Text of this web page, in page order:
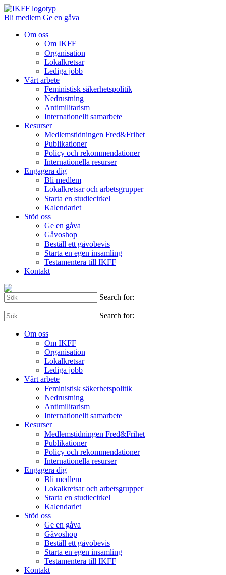
Bli medlem Ge en gåva
Om oss
Om IKFF
Organisation
Lokalkretsar
Lediga jobb
Vårt arbete
Feministisk säkerhetspolitik
Nedrustning
Antimilitarism
Internationellt samarbete
Resurser
Medlemstidningen Fred&Frihet
Publikationer
Policy och rekommendationer
Internationella resurser
Engagera dig
Bli medlem
Lokalkretsar och arbetsgrupper
Starta en studiecirkel
Kalendariet
Stöd oss
Ge en gåva
Gåvoshop
Beställ ett gåvobevis
Starta en egen insamling
Testamentera till IKFF
Kontakt
Search for:
Search for:
Om oss
Om IKFF
Organisation
Lokalkretsar
Lediga jobb
Vårt arbete
Feministisk säkerhetspolitik
Nedrustning
Antimilitarism
Internationellt samarbete
Resurser
Medlemstidningen Fred&Frihet
Publikationer
Policy och rekommendationer
Internationella resurser
Engagera dig
Bli medlem
Lokalkretsar och arbetsgrupper
Starta en studiecirkel
Kalendariet
Stöd oss
Ge en gåva
Gåvoshop
Beställ ett gåvobevis
Starta en egen insamling
Testamentera till IKFF
Kontakt